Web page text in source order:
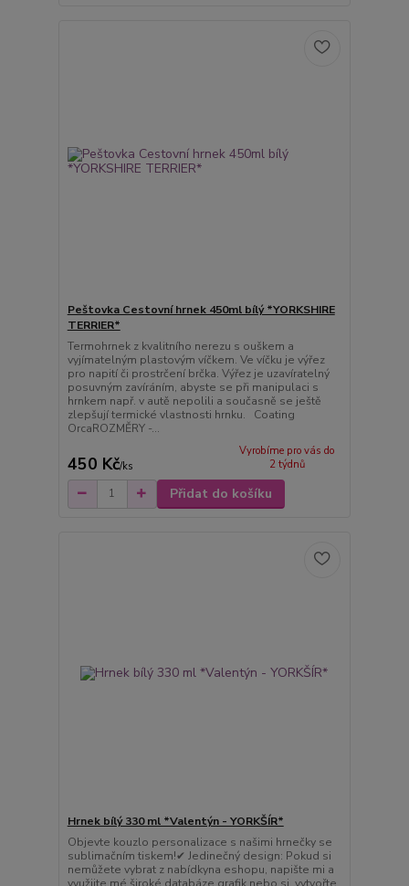
Peštovka Cestovní hrnek 450ml bílý *YORKSHIRE
TERRIER*
Termohrnek z kvalitního nerezu s ouškem a
vyjímatelným plastovým víčkem. Ve víčku je výřez
pro napití či prostrčení brčka. Výřez je uzavíratelný
posuvným zavíráním, abyste se při manipulaci s
hrnkem např. v autě nepolili a současně se ještě
zlepšují termické vlastnosti hrnku. Coating
OrcaROZMĚRY -...
450 Kč/ks
Vyrobíme pro vás do
2 týdnů
Přidat do košíku
Hrnek bílý 330 ml *Valentýn - YORKŠÍR*
Objevte kouzlo personalizace s našimi hrnečky se
sublimačním tiskem!✔ Jedinečný design: Pokud si
nemůžete vybrat z nabídkyna eshopu, napište mi a